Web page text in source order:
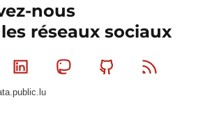
nous
réseaux sociaux
Bluesky Linkedin MastodonGithub